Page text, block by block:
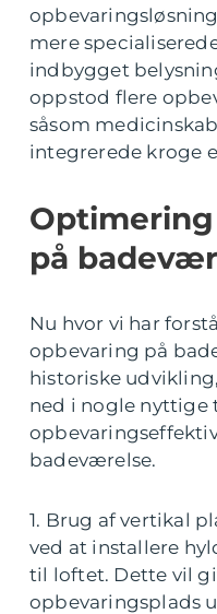
mere
indbygget
oppstod flere
såsom
integrerede kroge
på
Nu hvor vi har
opbevaring på
historiske
ned i nogle
badeværelse.
1. Brug af vertikal
ved at installere
til loftet. Dette vil
opbevaringsplads